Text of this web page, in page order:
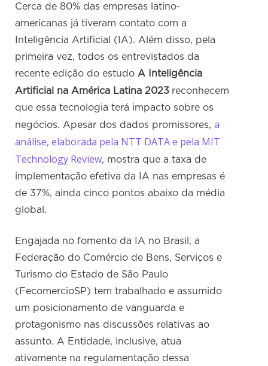
Cerca de 80% das empresas latino-
americanas já tiveram contato com a
Inteligência Artificial (IA). Além disso, pela
primeira vez, todos os entrevistados da
recente edição do estudoA Inteligência
Artificial na América Latina 2023 reconhecem
que essa tecnologia terá impacto sobre os
negócios. Apesar dos dados promissores,a
análise, elaborada pela NTT DATA e pela MIT
Technology Review, mostra que a taxa de
implementação efetiva da IA nas empresas é
de 37%, ainda cinco pontos abaixo da média
global.
Engajada no fomento da IA no Brasil, a
Federação do Comércio de Bens, Serviços e
Turismo do Estado de São Paulo
(FecomercioSP) tem trabalhado e assumido
um posicionamento de vanguarda e
protagonismo nas discussões relativas ao
assunto. A Entidade, inclusive, atua
ativamente na regulamentação dessa